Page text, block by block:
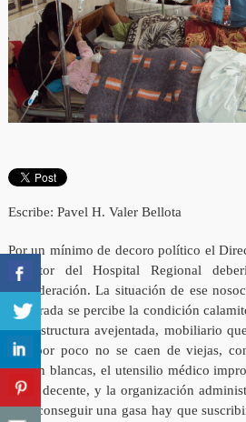
Escribe: Pavel H. Valer Bellota
Por un mínimo de decoro político el
Director del Hospital Regional
consideración. La situación de ese
la entrada se percibe la condición
infraestructura avejentada, mobiliario
que por poco no se caen de viejas,
fueron blancas, el utensilio médico
salud decente, y la organización
para conseguir una gasa hay que